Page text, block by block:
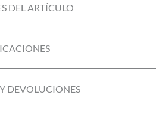
DEL ARTÍCULO
DEVOLUCIONES